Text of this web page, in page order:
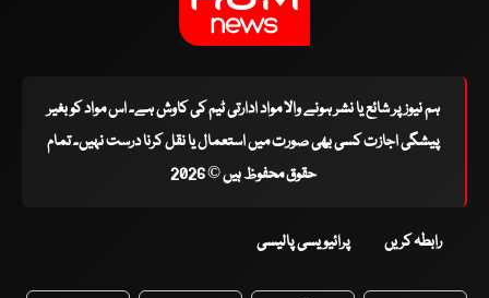
ہم نیوز پر شائع یا نشر ہونے والا مواد ادارتی ٹیم کی کاوش ہے۔ اس مواد کو بغیر
پیشگی اجازت کسی بھی صورت میں استعمال یا نقل کرنا درست نہیں۔ تمام
حقوق محفوظ ہیں © 2026
رابطہ کریں پرائیویسی پالیسی